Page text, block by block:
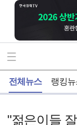
전체뉴스 랭킹
"젊은이들